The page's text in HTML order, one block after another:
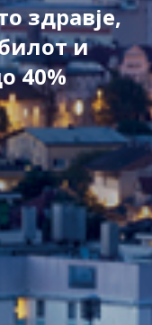
здравје,
и
40%